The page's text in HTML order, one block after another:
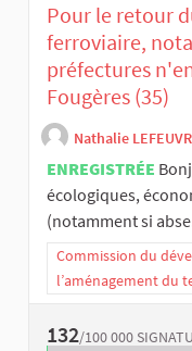
Pour le retour
ferroviaire,
préfectures
Fougères (35)
Nathalie
ENREGISTRÉE
écologiques,
(notamment si
Commission du
l’aménagement du
132/100 000